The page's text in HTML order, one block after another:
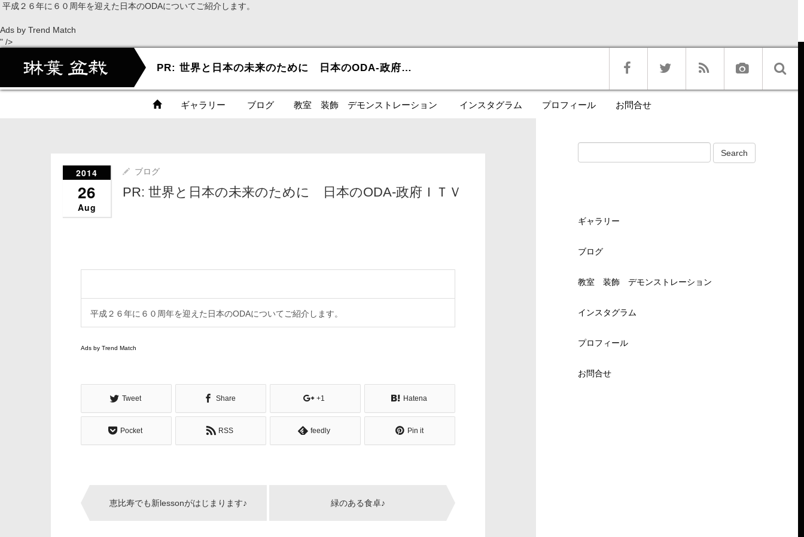
平成２６年に６０周年を迎えた日本のODAについてご紹介します。
Ads by Trend Match
" />
PR: 世界と日本の未来のために 日本のODA-政府ＩＴＶ
ギャラリー ブログ 教室 装飾 デモンストレーション インスタグラム プロフィール お問合せ
2014
26
Aug
ブログ
PR: 世界と日本の未来のために 日本のODA-政府ＩＴＶ
平成２６年に６０周年を迎えた日本のODAについてご紹介します。
Ads by Trend Match
Tweet Share +1 Hatena
Pocket RSS feedly Pin it
Post恵比寿でも新lessonがはじまります♪ 緑のある食卓♪
ギャラリー
ブログ
教室 装飾 デモンストレーション
インスタグラム
プロフィール
お問合せ